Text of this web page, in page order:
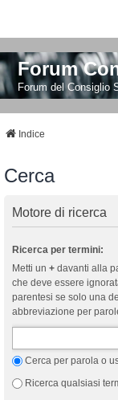
Forum
Forum del Consiglio
Indice
Cerca
Motore di ricerca
Ricerca per termini:
Metti un + davanti alla
che deve essere
parentesi se solo una
abbreviazione per
Cerca per parola o
Ricerca qualsiasi